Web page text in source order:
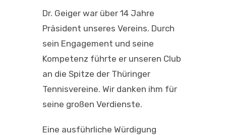
Dr. Geiger war über 14 Jahre
Präsident unseres Vereins. Durch
sein Engagement und seine
Kompetenz führte er unseren Club
an die Spitze der Thüringer
Tennisvereine. Wir danken ihm für
seine großen Verdienste.
Eine ausführliche Würdigung